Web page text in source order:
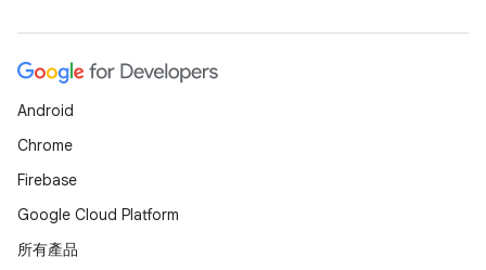
Android
Chrome
Firebase
Google Cloud Platform
所有產品